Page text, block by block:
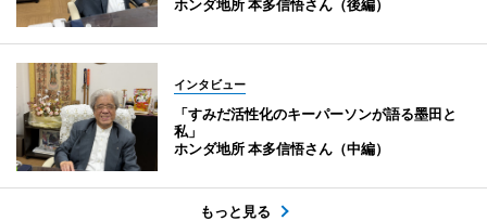
ホンダ地所 本多信悟さん（後編）
インタビュー
「すみだ活性化のキーパーソンが語る墨田と
私」
ホンダ地所 本多信悟さん（中編）
もっと見る